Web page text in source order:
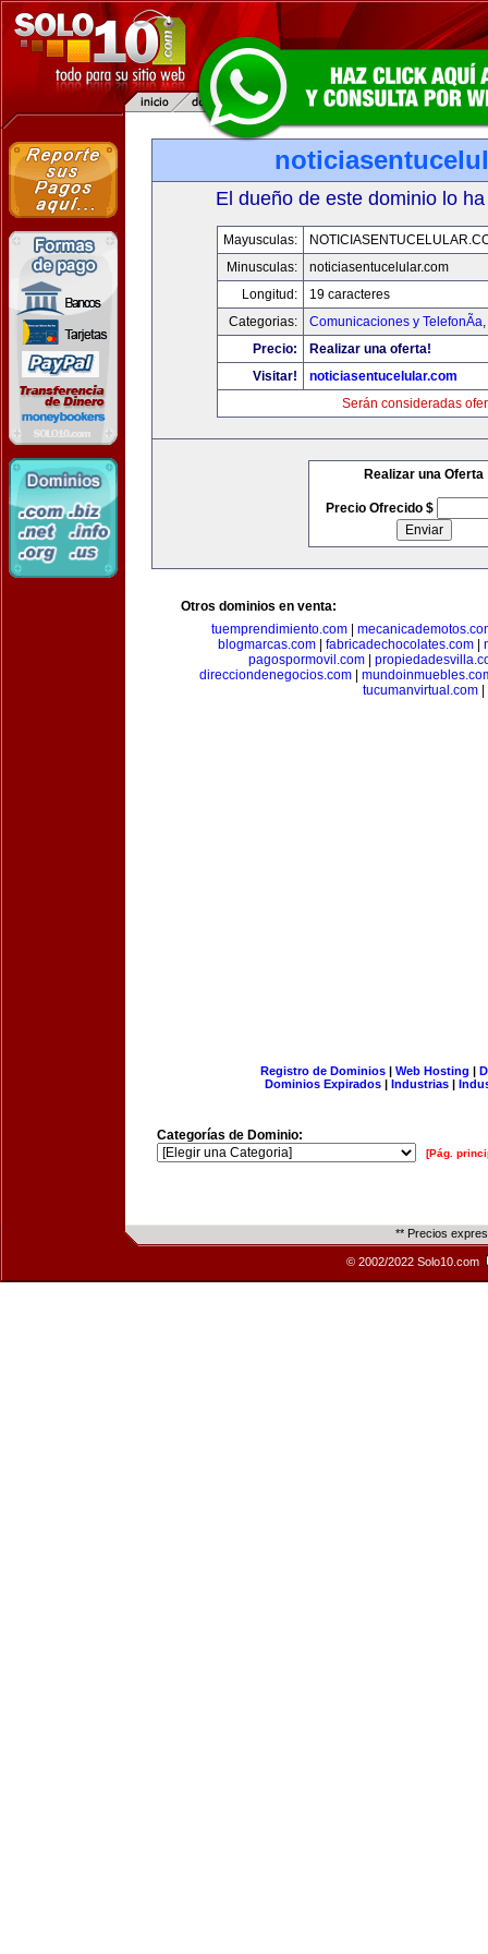
El dueño de este dominio lo
Mayusculas:
Minusculas:
noticiasentucelular.com
Longitud:
19 caracteres
Categorias:
Comunicaciones y TelefonÃ­a,
Precio:
Realizar una oferta!
Visitar!
noticiasentucelular.com
Serán consideradas
Realizar una Oferta
Precio Ofrecido $
Otros dominios en venta:
tuemprendimiento.com
blogmarcas.com
fabricadechocolates.com
pagospormovil.com
direcciondenegocios.com
tucumanvirtual.com
Registro de Dominios| Web Hosting |
Dominios Expirados | Industrias |
Categorías de Dominio:
[Pág.
** Precios
© 2002/2022 Solo10.com